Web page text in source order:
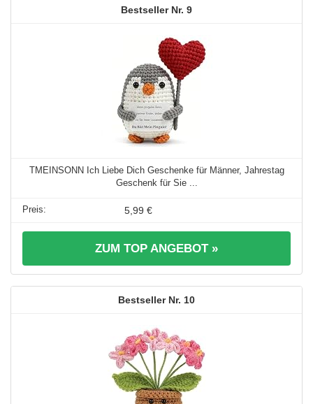
9
TMEINSONN Ich Liebe Dich Geschenke für Männer, Jahrestag
Geschenk für Sie ...
5,99 €
ZUM TOP ANGEBOT »
10